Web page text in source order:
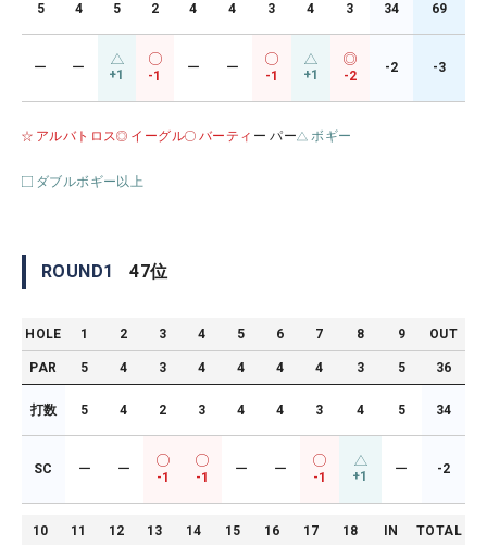
5 4 5 2 4 4 3 4 3 34 69
ー ー +1 -1
ー ー
-1 +1 -2
-2 -3
アルバトロス イーグル バーティ ー パー ボギー
ダブルボギー以上
ROUND1 47位
HOLE 1 2 3 4 5 6 7 8 9 OUT
PAR 5 4 3 4 4 4 4 3 5 36
打数 5 4 2 3 4 4 3 4 5 34
SC ー ー
-1 -1
ー ー
-1 +1 ー -2
10 11 12 13 14 15 16 17 18 IN TOTAL